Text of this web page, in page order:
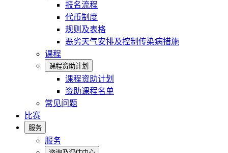
报名流程
代币制度
规则及表格
恶劣天气安排及控制传染病措施
课程
课程资助计划
课程资助计划
资助课程名单
常见问题
比赛
服务
服务